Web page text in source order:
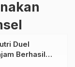
Duel
Berhasil
Polda